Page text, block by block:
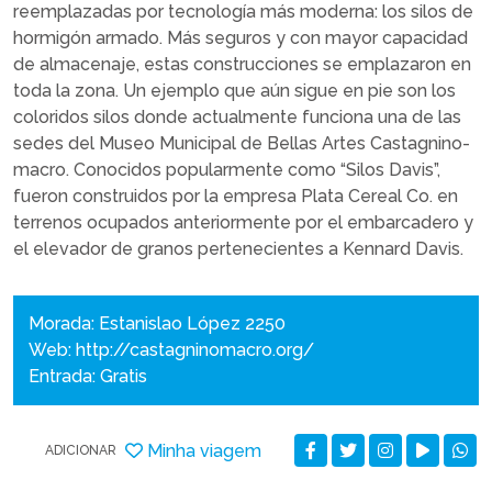
reemplazadas por tecnología más moderna: los silos de
hormigón armado. Más seguros y con mayor capacidad
de almacenaje, estas construcciones se emplazaron en
toda la zona. Un ejemplo que aún sigue en pie son los
coloridos silos donde actualmente funciona una de las
sedes del Museo Municipal de Bellas Artes Castagnino-
macro. Conocidos popularmente como “Silos Davis”,
fueron construidos por la empresa Plata Cereal Co. en
terrenos ocupados anteriormente por el embarcadero y
el elevador de granos pertenecientes a Kennard Davis.
Morada: Estanislao López 2250
Web: http://castagninomacro.org/
Entrada: Gratis
ADICIONAR Minha viagem